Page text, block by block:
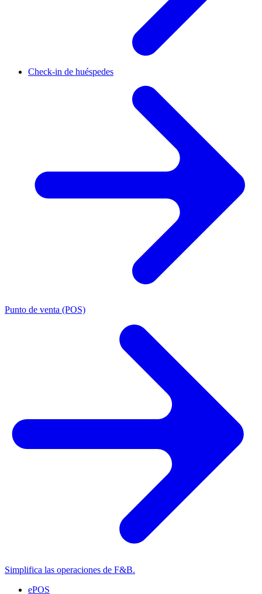
Check-in de huéspedes
Punto de venta (POS)
Simplifica las operaciones de F&B.
ePOS